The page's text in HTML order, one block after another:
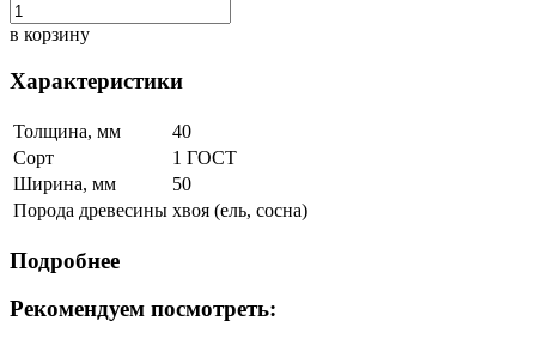
в корзину
Характеристики
Толщина, мм
40
Сорт
1 ГОСТ
Ширина, мм
50
Порода древесины хвоя (ель, сосна)
Подробнее
Рекомендуем посмотреть: